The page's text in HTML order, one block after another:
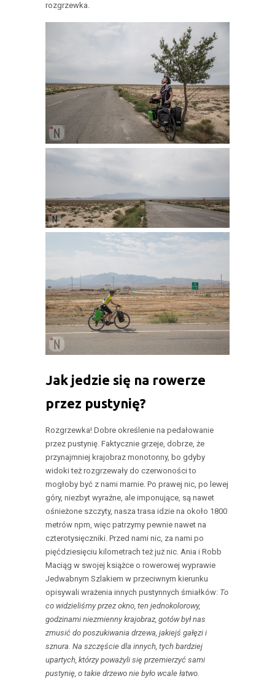
rozgrzewka.
Jak jedzie się na rowerze
przez pustynię?
Rozgrzewka! Dobre określenie na pedałowanie
przez pustynię. Faktycznie grzeje, dobrze, że
przynajmniej krajobraz monotonny, bo gdyby
widoki też rozgrzewały do czerwoności to
mogłoby być z nami marnie. Po prawej nic, po lewej
góry, niezbyt wyraźne, ale imponujące, są nawet
ośnieżone szczyty, nasza trasa idzie na około 1800
metrów npm, więc patrzymy pewnie nawet na
czterotysięczniki. Przed nami nic, za nami po
pięćdziesięciu kilometrach też już nic. Ania i Robb
Maciąg w swojej książce o rowerowej wyprawie
Jedwabnym Szlakiem w przeciwnym kierunku
opisywali wrażenia innych pustynnych śmiałków: To
co widzieliśmy przez okno, ten jednokolorowy,
godzinami niezmienny krajobraz, gotów był nas
zmusić do poszukiwania drzewa, jakiejś gałęzi i
sznura. Na szczęście dla innych, tych bardziej
upartych, którzy poważyli się przemierzyć sami
pustynię, o takie drzewo nie było wcale łatwo.